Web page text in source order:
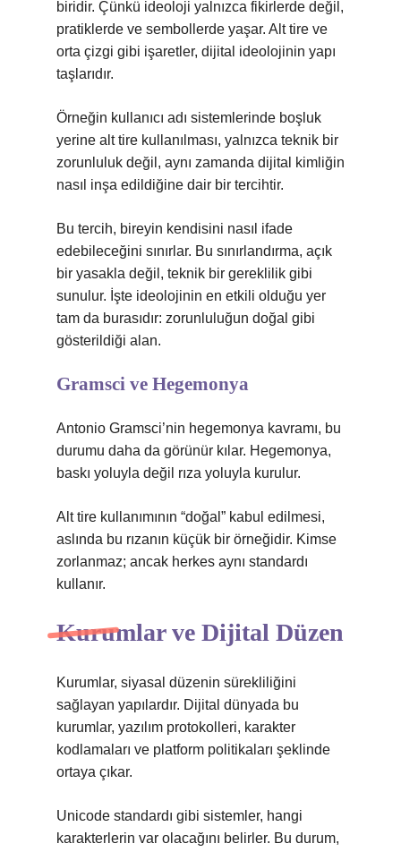
biridir. Çünkü ideoloji yalnızca fikirlerde değil,
pratiklerde ve sembollerde yaşar. Alt tire ve
orta çizgi gibi işaretler, dijital ideolojinin yapı
taşlarıdır.
Örneğin kullanıcı adı sistemlerinde boşluk
yerine alt tire kullanılması, yalnızca teknik bir
zorunluluk değil, aynı zamanda dijital kimliğin
nasıl inşa edildiğine dair bir tercihtir.
Bu tercih, bireyin kendisini nasıl ifade
edebileceğini sınırlar. Bu sınırlandırma, açık
bir yasakla değil, teknik bir gereklilik gibi
sunulur. İşte ideolojinin en etkili olduğu yer
tam da burasıdır: zorunluluğun doğal gibi
gösterildiği alan.
Gramsci ve Hegemonya
Antonio Gramsci’nin hegemonya kavramı, bu
durumu daha da görünür kılar. Hegemonya,
baskı yoluyla değil rıza yoluyla kurulur.
Alt tire kullanımının “doğal” kabul edilmesi,
aslında bu rızanın küçük bir örneğidir. Kimse
zorlanmaz; ancak herkes aynı standardı
kullanır.
Kurumlar ve Dijital Düzen
Kurumlar, siyasal düzenin sürekliliğini
sağlayan yapılardır. Dijital dünyada bu
kurumlar, yazılım protokolleri, karakter
kodlamaları ve platform politikaları şeklinde
ortaya çıkar.
Unicode standardı gibi sistemler, hangi
karakterlerin var olacağını belirler. Bu durum,